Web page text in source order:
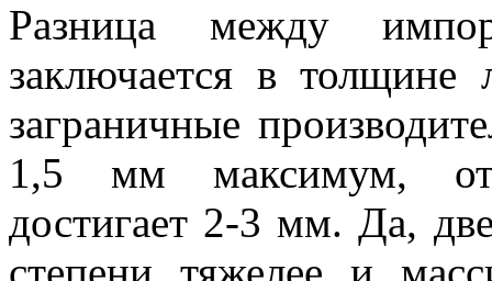
Разница между
заключается в
заграничные
1,5 мм максимум,
достигает 2-3 мм. Да,